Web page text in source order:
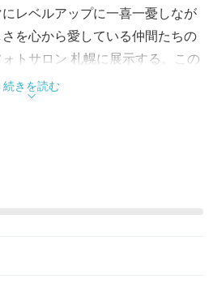
レベルアップに一喜一憂しなが
を心から愛している仲間たちの
トサロン 札幌に展示する。この
う。
続きを読む